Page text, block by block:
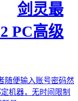
剑灵最
PC高级
随便输入账号密码然
机器，无时间限制